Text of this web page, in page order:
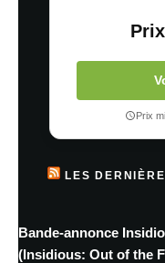
Prix
LES
Bande-annonce
(Insidious: Out of the